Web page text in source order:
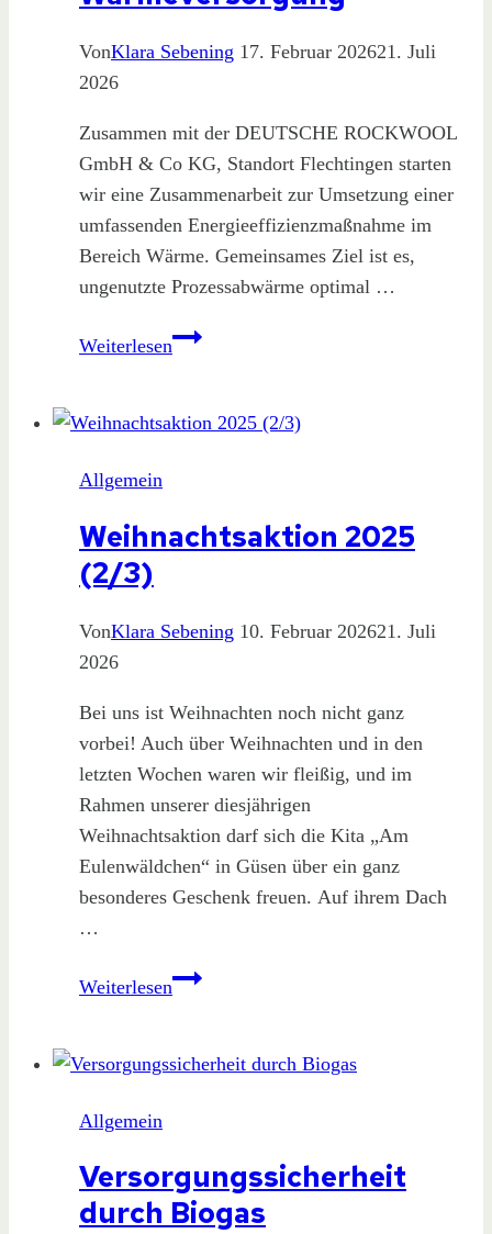
VonKlara Sebening 17. Februar 202621. Juli
2026
Zusammen mit der DEUTSCHE ROCKWOOL
GmbH & Co KG, Standort Flechtingen starten
wir eine Zusammenarbeit zur Umsetzung einer
umfassenden Energieeffizienzmaßnahme im
Bereich Wärme. Gemeinsames Ziel ist es,
ungenutzte Prozessabwärme optimal …
WeiterlesenNeue
Wärmeversorgung
Allgemein
Weihnachtsaktion 2025
(2/3)
VonKlara Sebening 10. Februar 202621. Juli
2026
Bei uns ist Weihnachten noch nicht ganz
vorbei! Auch über Weihnachten und in den
letzten Wochen waren wir fleißig, und im
Rahmen unserer diesjährigen
Weihnachtsaktion darf sich die Kita „Am
Eulenwäldchen“ in Güsen über ein ganz
besonderes Geschenk freuen. Auf ihrem Dach
…
WeiterlesenWeihnachtsaktion
Allgemein
Versorgungssicherheit
durch Biogas